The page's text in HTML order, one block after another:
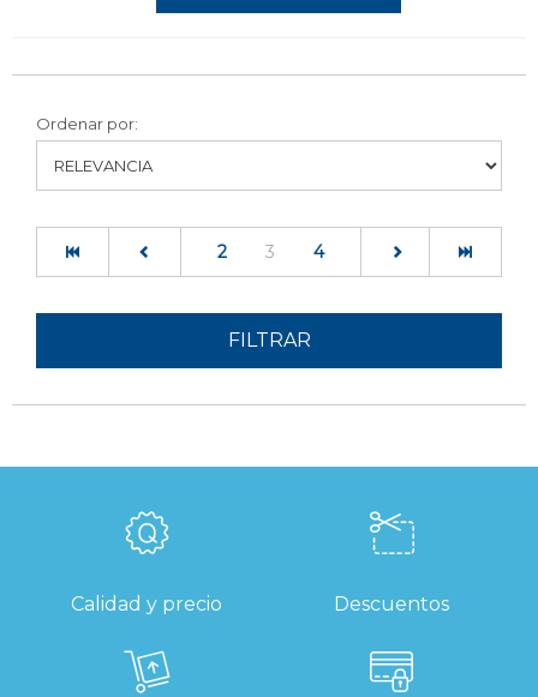
Ordenar por:
2 3 (current)
4
FILTRAR
Calidad y precio Descuentos